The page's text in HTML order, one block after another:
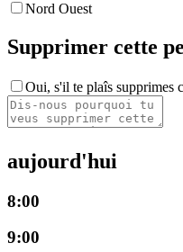
Nord Ouest
Supprimer cette
Oui, s'il te plaîs supprimes
aujourd'hui
8:00
9:00